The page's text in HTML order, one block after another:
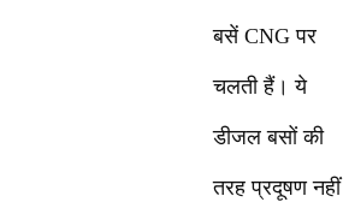
बसें CNG पर
चलती हैं। ये
डीजल बसों की
तरह प्रदूषण नहीं